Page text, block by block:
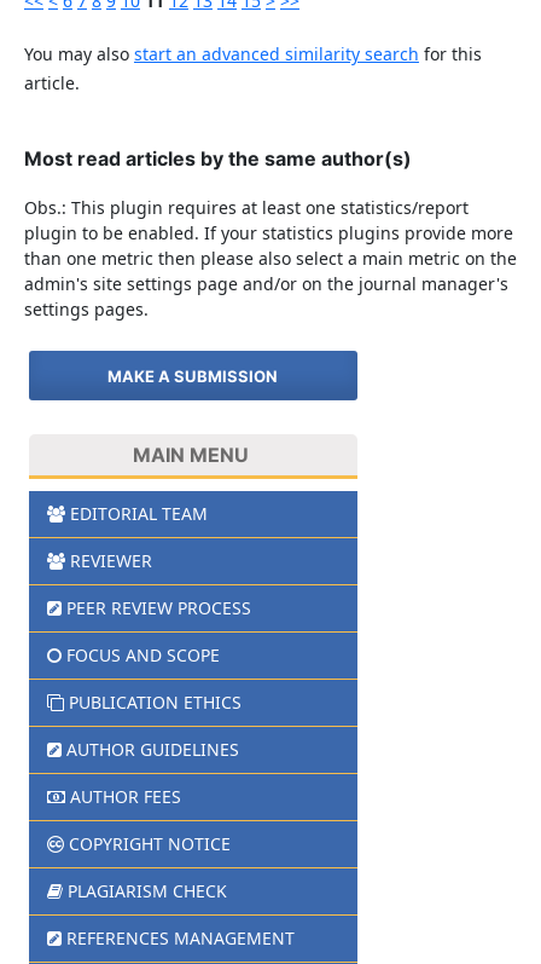
You may also start an advanced similarity search for this
article.
Most read articles by the same author(s)
Obs.: This plugin requires at least one statistics/report
plugin to be enabled. If your statistics plugins provide more
than one metric then please also select a main metric on the
admin's site settings page and/or on the journal manager's
settings pages.
MAKE A SUBMISSION
MAIN MENU
EDITORIAL TEAM
REVIEWER
PEER REVIEW PROCESS
FOCUS AND SCOPE
PUBLICATION ETHICS
AUTHOR GUIDELINES
AUTHOR FEES
COPYRIGHT NOTICE
PLAGIARISM CHECK
REFERENCES MANAGEMENT